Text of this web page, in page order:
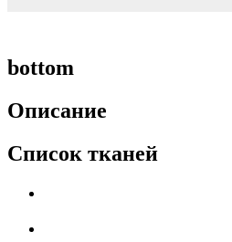
bottom
Описание
Список тканей